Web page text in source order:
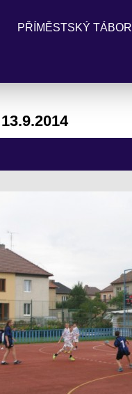
PŘÍMĚSTSKÝ TÁBOR